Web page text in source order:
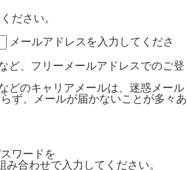
ださい。
メールアドレスを入力してくださ
ど、フリーメールアドレスでのご登
どのキャリアメールは、迷惑メール
ず、メールが届かないことが多々あ
ワードを
合わせで入力してください。